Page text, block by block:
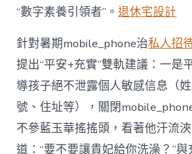
“數字素養引領者”。退休宅設計
針對暑期mobile_phone治私人招
提出“平安+充實”雙軌建議：一是
導孩子絕不泄露個人敏感信息（
號、住址等），關閉
不參藍玉華搖搖頭，看著他汗流
道：“要不要讓貴妃給你洗澡？”